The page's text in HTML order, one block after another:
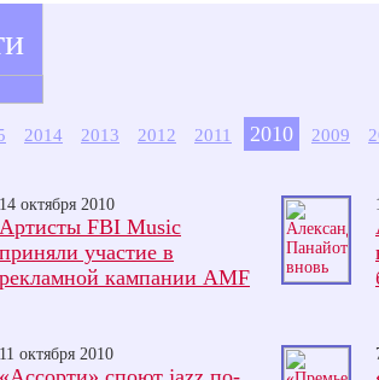
2014 2013 2012 2011 2010 2009
14 октября 2010
Артисты FBI Music
приняли участие в
рекламной кампании AMF
11 октября 2010